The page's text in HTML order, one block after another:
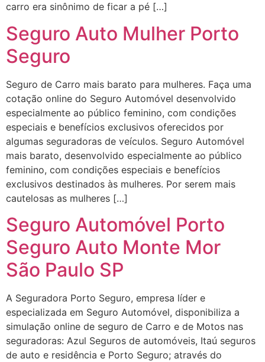
carro era sinônimo de ficar a pé […]
Seguro Auto Mulher Porto
Seguro
Seguro de Carro mais barato para mulheres. Faça uma
cotação online do Seguro Automóvel desenvolvido
especialmente ao público feminino, com condições
especiais e benefícios exclusivos oferecidos por
algumas seguradoras de veículos. Seguro Automóvel
mais barato, desenvolvido especialmente ao público
feminino, com condições especiais e benefícios
exclusivos destinados às mulheres. Por serem mais
cautelosas as mulheres […]
Seguro Automóvel Porto
Seguro Auto Monte Mor
São Paulo SP
A Seguradora Porto Seguro, empresa líder e
especializada em Seguro Automóvel, disponibiliza a
simulação online de seguro de Carro e de Motos nas
seguradoras: Azul Seguros de automóveis, Itaú seguros
de auto e residência e Porto Seguro; através do